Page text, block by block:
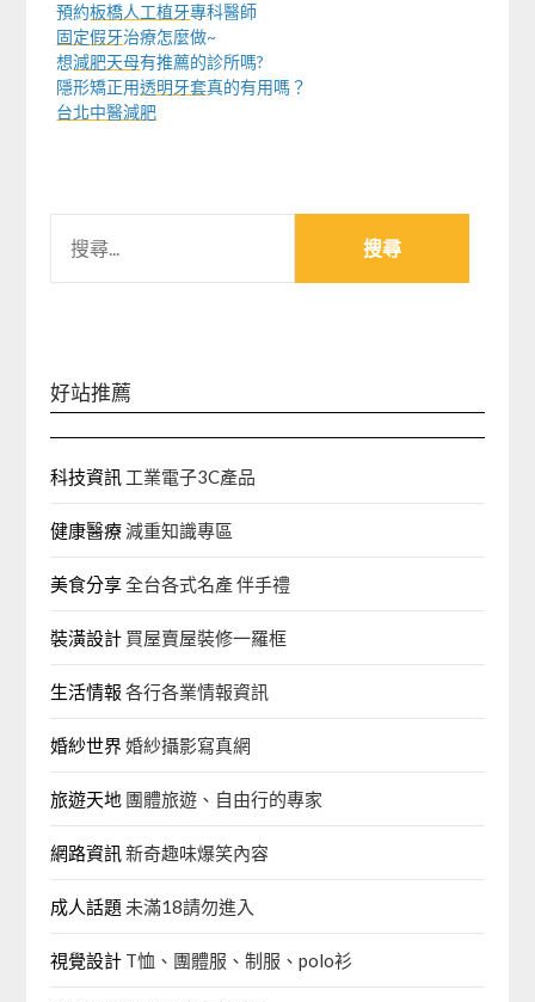
預約板橋人工植牙專科醫師
固定假牙治療怎麼做~
想減肥天母有推薦的診所嗎?
隱形矯正用透明牙套真的有用嗎？
台北中醫減肥
關
好站推薦
科技資訊 工業電子3C產品
健康醫療減重知識專區
美食分享全台各式名產 伴手禮
裝潢設計 買屋賣屋裝修一羅框
生活情報 各行各業情報資訊
婚紗世界婚紗攝影寫真網
旅遊天地 團體旅遊、自由行的專家‎
網路資訊 新奇趣味爆笑內容
成人話題 未滿18請勿進入
視覺設計 T恤、團體服、制服、polo衫